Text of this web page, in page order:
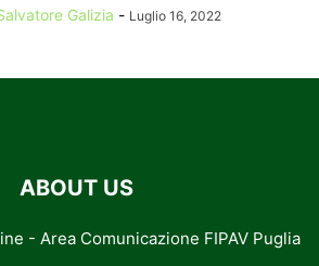
Galizia - Luglio 16, 2022
ABOUT US
- Area Comunicazione FIPAV Puglia